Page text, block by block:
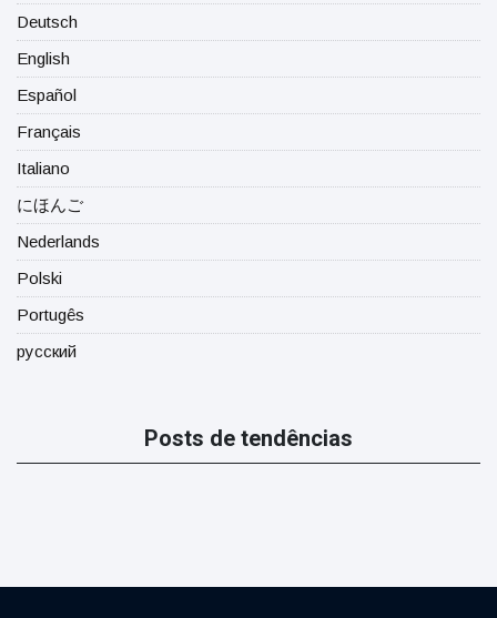
Deutsch
English
Español
Français
Italiano
にほんご
Nederlands
Polski
Portugês
русский
Posts de tendências